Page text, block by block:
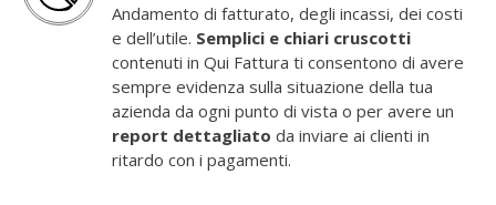
Andamento di fatturato, degli incassi, dei costi
e dell’utile. Semplici e chiari cruscotti
contenuti in Qui Fattura ti consentono di avere
sempre evidenza sulla situazione della tua
azienda da ogni punto di vista o per avere un
report dettagliato da inviare ai clienti in
ritardo con i pagamenti.